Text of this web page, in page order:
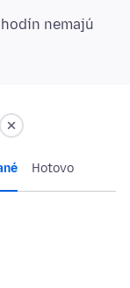
nemajú
Hotovo